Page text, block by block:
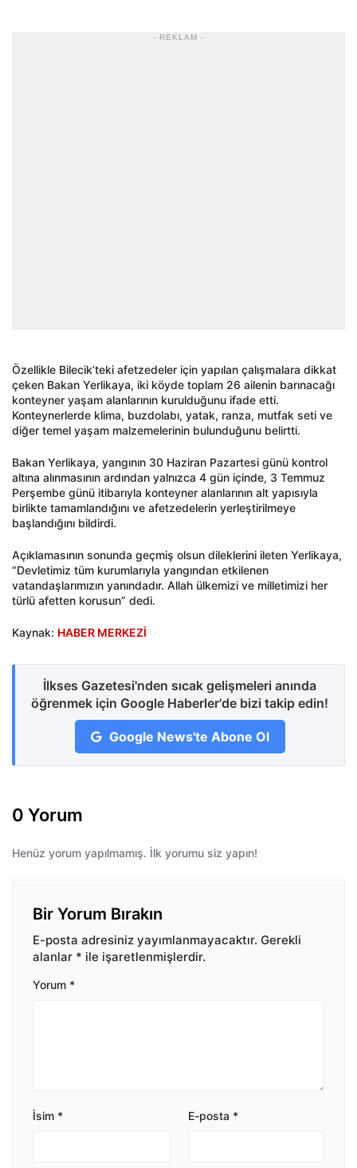
- REKLAM -
Özellikle Bilecik’teki afetzedeler için yapılan çalışmalara dikkat
çeken Bakan Yerlikaya, iki köyde toplam 26 ailenin barınacağı
konteyner yaşam alanlarının kurulduğunu ifade etti.
Konteynerlerde klima, buzdolabı, yatak, ranza, mutfak seti ve
diğer temel yaşam malzemelerinin bulunduğunu belirtti.
Bakan Yerlikaya, yangının 30 Haziran Pazartesi günü kontrol
altına alınmasının ardından yalnızca 4 gün içinde, 3 Temmuz
Perşembe günü itibarıyla konteyner alanlarının alt yapısıyla
birlikte tamamlandığını ve afetzedelerin yerleştirilmeye
başlandığını bildirdi.
Açıklamasının sonunda geçmiş olsun dileklerini ileten Yerlikaya,
“Devletimiz tüm kurumlarıyla yangından etkilenen
vatandaşlarımızın yanındadır. Allah ülkemizi ve milletimizi her
türlü afetten korusun” dedi.
Kaynak: HABER MERKEZİ
İlkses Gazetesi'nden sıcak gelişmeleri anında
öğrenmek için Google Haberler'de bizi takip edin!
Google News'te Abone Ol
0 Yorum
Henüz yorum yapılmamış. İlk yorumu siz yapın!
Bir Yorum Bırakın
E-posta adresiniz yayımlanmayacaktır. Gerekli
alanlar * ile işaretlenmişlerdir.
Yorum *
İsim * E-posta *